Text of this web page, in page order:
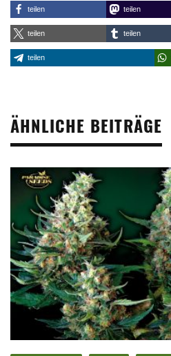
teilen teilen
teilen teilen
teilen
ÄHNLICHE BEITRÄGE